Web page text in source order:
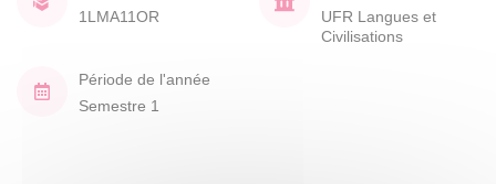
1LMA11OR
UFR Langues et
Civilisations
Période de l'année
Semestre 1